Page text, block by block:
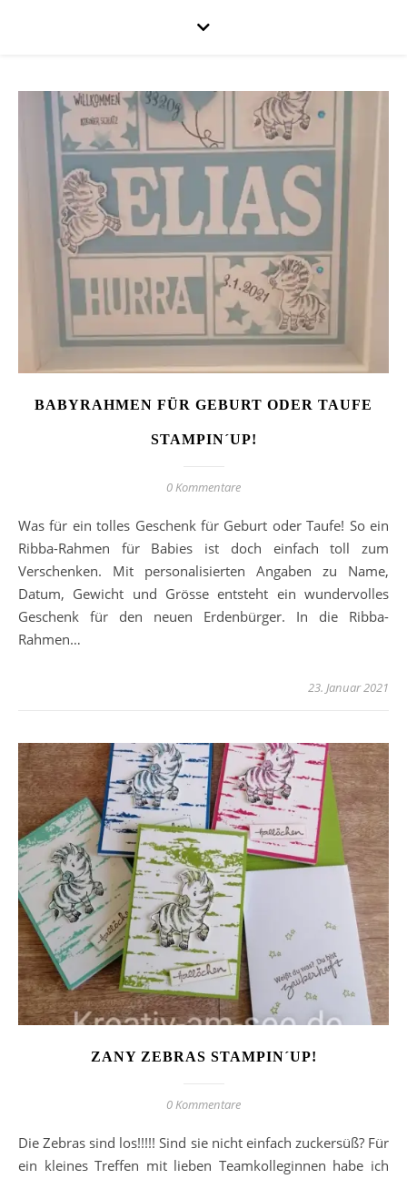
BABYRAHMEN FÜR GEBURT ODER TAUFE
STAMPIN´UP!
0 Kommentare
Was für ein tolles Geschenk für Geburt oder Taufe! So ein
Ribba-Rahmen für Babies ist doch einfach toll zum
Verschenken. Mit personalisierten Angaben zu Name,
Datum, Gewicht und Grösse entsteht ein wundervolles
Geschenk für den neuen Erdenbürger. In die Ribba-
Rahmen…
23. Januar 2021
ZANY ZEBRAS STAMPIN´UP!
0 Kommentare
Die Zebras sind los!!!!! Sind sie nicht einfach zuckersüß? Für
ein kleines Treffen mit lieben Teamkolleginnen habe ich